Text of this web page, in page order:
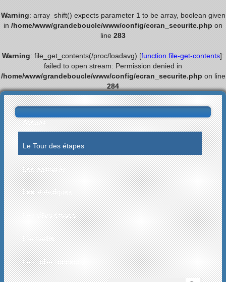
Warning: array_shift() expects parameter 1 to be array, boolean given
in /home/www/grandeboucle/www/config/ecran_securite.php on
line 283
Warning: file_get_contents(/proc/loadavg) [function.file-get-contents]:
failed to open stream: Permission denied in
/home/www/grandeboucle/www/config/ecran_securite.php on line
284
Accueil
Le Tour des étapes
Les palmarès
Les statistiques
Les villes étapes
L’actualité
Les collectionneurs